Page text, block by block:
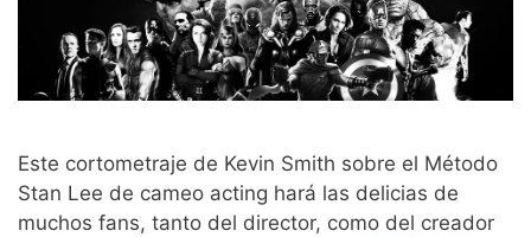
Este cortometraje de Kevin Smith sobre el Método
Stan Lee de cameo acting hará las delicias de
muchos fans, tanto del director, como del creador